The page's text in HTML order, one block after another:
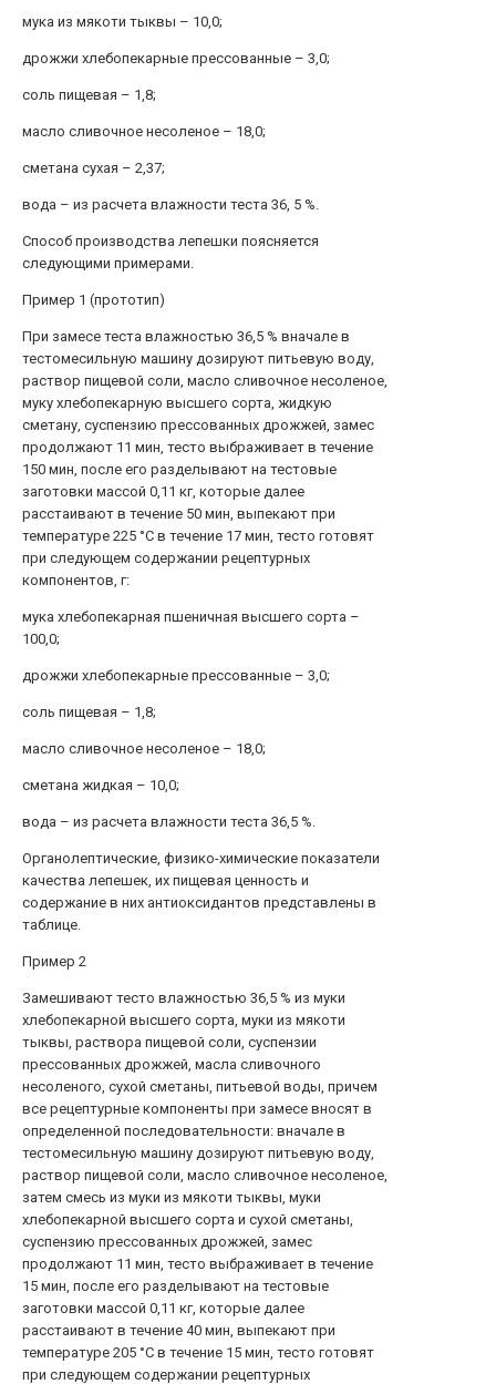
мука из мякоти тыквы – 10,0;
дрожжи хлебопекарные прессованные – 3,0;
соль пищевая – 1,8;
масло сливочное несоленое – 18,0;
сметана сухая – 2,37;
вода – из расчета влажности теста 36, 5 %.
Способ производства лепешки поясняется
следующими примерами.
Пример 1 (прототип)
При замесе теста влажностью 36,5 % вначале в
тестомесильную машину дозируют питьевую воду,
раствор пищевой соли, масло сливочное несоленое,
муку хлебопекарную высшего сорта, жидкую
сметану, суспензию прессованных дрожжей, замес
продолжают 11 мин, тесто выбраживает в течение
150 мин, после его разделывают на тестовые
заготовки массой 0,11 кг, которые далее
расстаивают в течение 50 мин, выпекают при
температуре 225 °С в течение 17 мин, тесто готовят
при следующем содержании рецептурных
компонентов, г:
мука хлебопекарная пшеничная высшего сорта –
100,0;
дрожжи хлебопекарные прессованные – 3,0;
соль пищевая – 1,8;
масло сливочное несоленое – 18,0;
сметана жидкая – 10,0;
вода – из расчета влажности теста 36,5 %.
Органолептические, физико-химические показатели
качества лепешек, их пищевая ценность и
содержание в них антиоксидантов представлены в
таблице.
Пример 2
Замешивают тесто влажностью 36,5 % из муки
хлебопекарной высшего сорта, муки из мякоти
тыквы, раствора пищевой соли, суспензии
прессованных дрожжей, масла сливочного
несоленого, сухой сметаны, питьевой воды, причем
все рецептурные компоненты при замесе вносят в
определенной последовательности: вначале в
тестомесильную машину дозируют питьевую воду,
раствор пищевой соли, масло сливочное несоленое,
затем смесь из муки из мякоти тыквы, муки
хлебопекарной высшего сорта и сухой сметаны,
суспензию прессованных дрожжей, замес
продолжают 11 мин, тесто выбраживает в течение
15 мин, после его разделывают на тестовые
заготовки массой 0,11 кг, которые далее
расстаивают в течение 40 мин, выпекают при
температуре 205 °С в течение 15 мин, тесто готовят
при следующем содержании рецептурных